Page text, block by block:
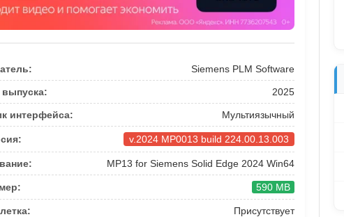
Siemens PLM Software
выпуска: 2025
интерфейса: Мультиязычный
v.2024 MP0013 build 224.00.13.003
MP13 for Siemens Solid Edge 2024 Win64
590 MB
Присутствует